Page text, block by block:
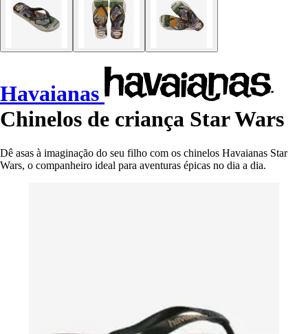
Havaianas
Chinelos de criança Star Wars
Dê asas à imaginação do seu filho com os chinelos Havaianas Star
Wars, o companheiro ideal para aventuras épicas no dia a dia.